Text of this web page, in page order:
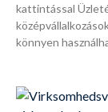
kattintással
könnyen